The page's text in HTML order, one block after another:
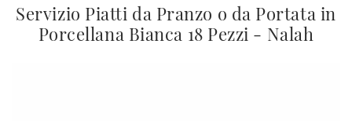
Servizio Piatti da Pranzo o da Portata in
Porcellana Bianca 18 Pezzi - Nalah